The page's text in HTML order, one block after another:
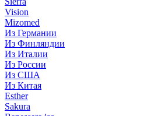
Vision
Mizomed
Из Германии
Из Финляндии
Из Италии
Из России
Из США
Из Китая
Esther
Sakura